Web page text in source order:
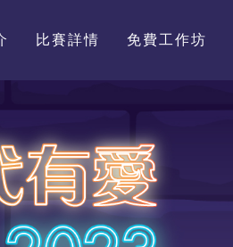
比賽詳情 免費工作坊